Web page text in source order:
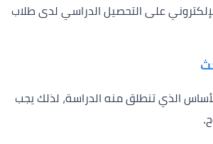
الإلكتروني على التحصيل الدراسي لدى طلاب
الذي تنطلق منه الدراسة، لذلك يجب